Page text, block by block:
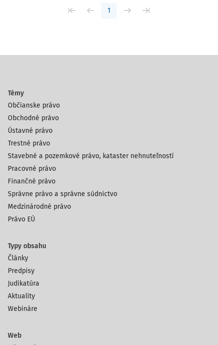
1
Témy
Občianske právo
Obchodné právo
Ústavné právo
Trestné právo
Stavebné a pozemkové právo, kataster nehnuteľností
Pracovné právo
Finančné právo
Správne právo a správne súdnictvo
Medzinárodné právo
Právo EÚ
Typy obsahu
Články
Predpisy
Judikatúra
Aktuality
Webináre
Web